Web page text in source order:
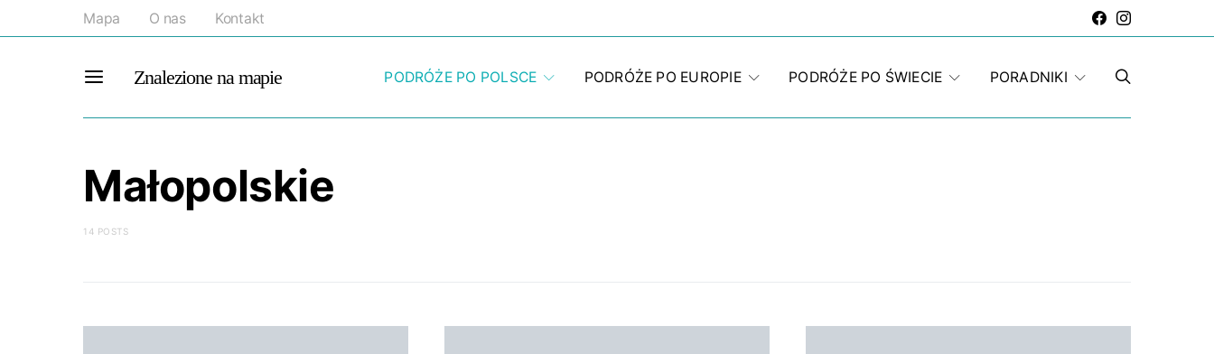
Mapa O nas Kontakt
Znalezione na mapie PODRÓŻE PO POLSCE PODRÓŻE PO EUROPIE PODRÓŻE PO ŚWIECIE PORADNIKI
Małopolskie
14 POSTS